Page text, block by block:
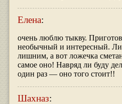
Елена:
очень люблю тыкву.
необычный и интересный.
лишним, а вот ложечка
самое оно! Навряд ли буду
один раз — оно того стоит!!
Шахназ: